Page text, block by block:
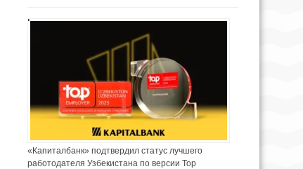
«Капиталбанк» подтвердил статус лучшего
работодателя Узбекистана по версии Top